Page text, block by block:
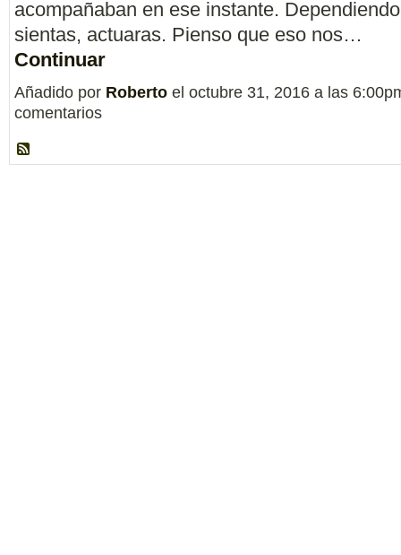
acompañaban en ese instante.
sientas, actuaras. Pienso que eso nos…
Continuar
Añadido por Roberto el octubre 31, 2016 a las
comentarios